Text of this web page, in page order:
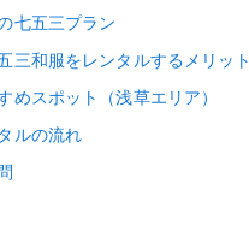
七五三プラン
三和服をレンタルするメリット
めスポット（浅草エリア）
ルの流れ